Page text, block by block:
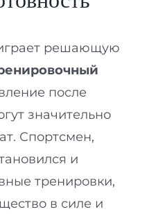
решающую
после
значительно
Спортсмен,
и
тренировки,
в силе и